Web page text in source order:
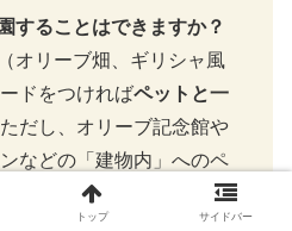
することはできますか？
オリーブ畑、ギリシャ風
ドをつければペットと一
だし、オリーブ記念館や
などの「建物内」へのペ
せんのでご注意くださ
トップ サイドバー